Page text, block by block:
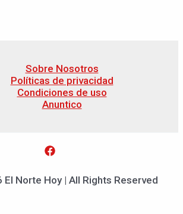
Sobre Nosotros
Políticas de privacidad
Condiciones de uso
Anuntico
Norte Hoy | All Rights Reserved